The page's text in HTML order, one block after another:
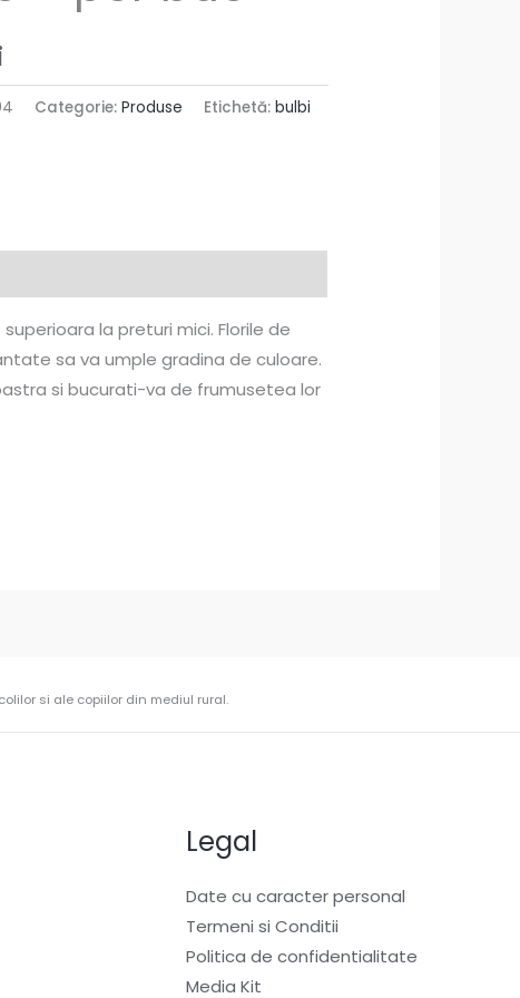
Categorie:Produse Etichetă:bulbi
la preturi mici. Florile de
sa va umple gradina de culoare.
si bucurati-va de frumusetea lor
si ale copiilor din mediul rural.
Legal
Date cu caracter personal
Termeni si Conditii
Politica de confidentialitate
Media Kit